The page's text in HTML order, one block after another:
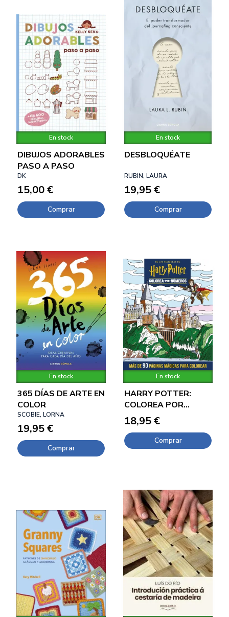
En stock
DIBUJOS ADORABLES
PASO A PASO
DK
15,00 €
Comprar
En stock
DESBLOQUÉATE
RUBIN, LAURA
19,95 €
Comprar
En stock
365 DÍAS DE ARTE EN
COLOR
SCOBIE, LORNA
19,95 €
Comprar
En stock
HARRY POTTER:
COLOREA POR
NUMEROS
18,95 €
Comprar